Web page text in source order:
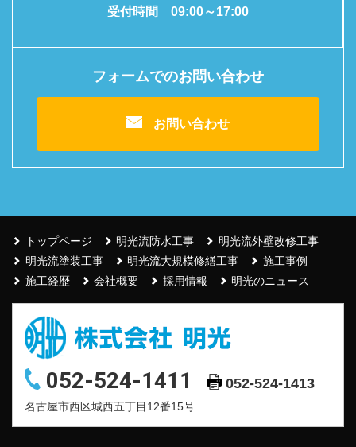
受付時間 09:00～17:00
フォームでのお問い合わせ
お問い合わせ
トップページ 明光流防水工事
明光流外壁改修工事
明光流塗装工事
明光流大規模修繕工事
施工事例
施工経歴
会社概要 採用情報 明光のニュース
052-524-1411 052-524-1413
名古屋市西区城西五丁目12番15号